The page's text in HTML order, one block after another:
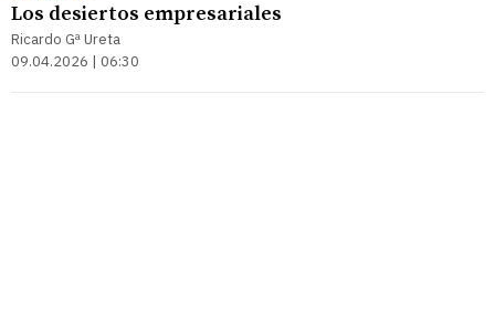
Los desiertos empresariales
Ricardo Gª Ureta
09.04.2026 | 06:30